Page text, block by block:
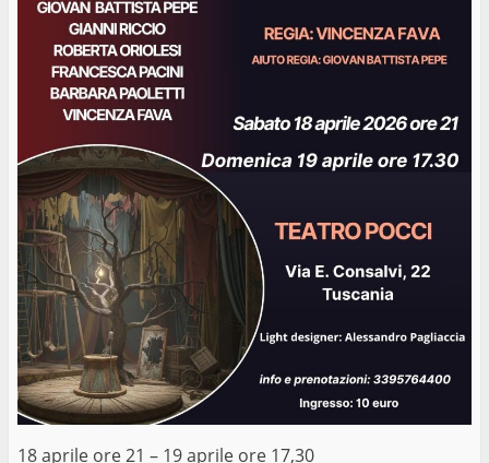
18 aprile ore 21 – 19 aprile ore 17,30